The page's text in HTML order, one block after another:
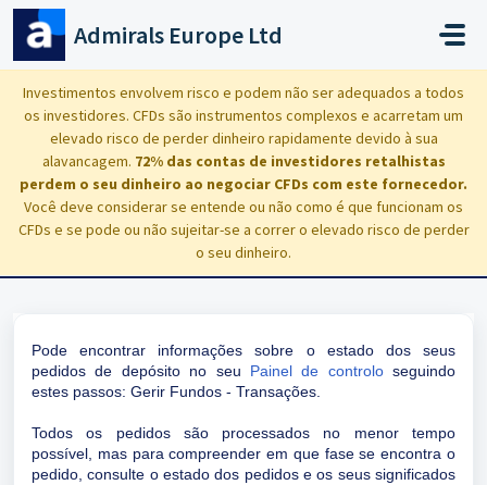
Avançar para o conteúdo principal
Admirals Europe Ltd
Investimentos envolvem risco e podem não ser adequados a todos
os investidores. CFDs são instrumentos complexos e acarretam um
elevado risco de perder dinheiro rapidamente devido à sua
alavancagem. 72% das contas de investidores retalhistas
perdem o seu dinheiro ao negociar CFDs com este fornecedor.
Você deve considerar se entende ou não como é que funcionam os
CFDs e se pode ou não sujeitar-se a correr o elevado risco de perder
o seu dinheiro.
Início ... Em que fase está o meu depósito?
Em que fase está o meu depósito?
Modificado em Thu, 12 Jun, 2025 às 5:22 PM
Pode encontrar informações sobre o estado dos seus
pedidos de depósito no seu Painel de controloseguindo
estes passos: Gerir Fundos - Transações.
Todos os pedidos são processados no menor tempo
possível, mas para compreender em que fase se encontra o
pedido, consulte o estado dos pedidos e os seus significados